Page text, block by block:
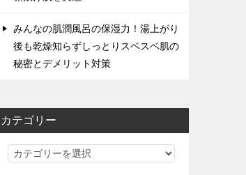
みんなの肌潤風呂の保湿力！湯上がり
後も乾燥知らずしっとりスベスベ肌の
秘密とデメリット対策
カテゴリー
カ